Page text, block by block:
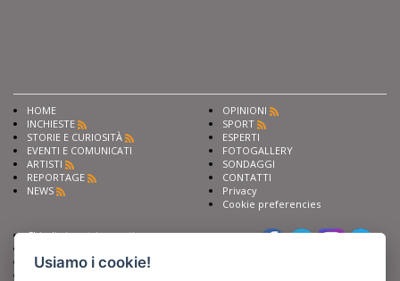
HOME
INCHIESTE
STORIE E CURIOSITÀ
EVENTI E COMUNICATI
ARTISTI
REPORTAGE
NEWS
OPINIONI
SPORT
ESPERTI
FOTOGALLERY
SONDAGGI
CONTATTI
Privacy
Cookie preferencies
Chiedi ai nostri esperti
Fai pubblicità con noi
Usiamo i cookie!